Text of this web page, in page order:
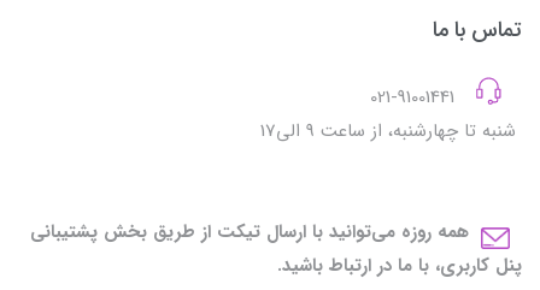
تماس با ما
شنبه تا چهارشنبه، از ساعت 9 الی17
همه روزه می‌توانید با ارسال تیکت از طریق بخش پشتیبانی
پنل کاربری، با ما در ارتباط باشید.